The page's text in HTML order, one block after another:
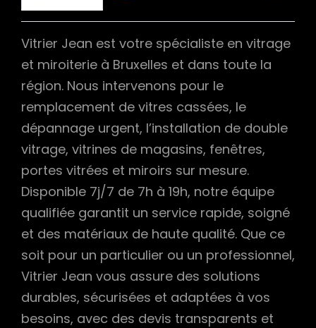
Vitrier Jean est votre spécialiste en vitrage
et miroiterie à Bruxelles et dans toute la
région. Nous intervenons pour le
remplacement de vitres cassées, le
dépannage urgent, l’installation de double
vitrage, vitrines de magasins, fenêtres,
portes vitrées et miroirs sur mesure.
Disponible 7j/7 de 7h à 19h, notre équipe
qualifiée garantit un service rapide, soigné
et des matériaux de haute qualité. Que ce
soit pour un particulier ou un professionnel,
Vitrier Jean vous assure des solutions
durables, sécurisées et adaptées à vos
besoins, avec des devis transparents et